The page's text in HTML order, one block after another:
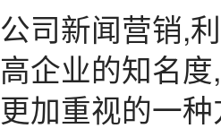
公司新闻营销,
高企业的知名
更加重视的一种